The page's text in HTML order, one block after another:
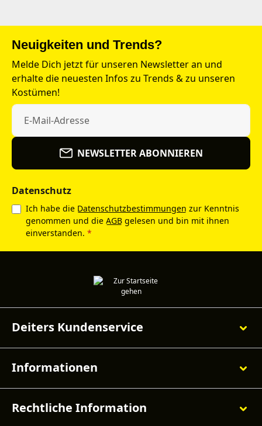
Neuigkeiten und Trends?
Melde Dich jetzt für unseren Newsletter an und
erhalte die neuesten Infos zu Trends & zu unseren
Kostümen!
NEWSLETTER ABONNIEREN
Datenschutz
Ich habe die Datenschutzbestimmungen zur Kenntnis
genommen und die AGB gelesen und bin mit ihnen
einverstanden. *
Deiters Kundenservice
Informationen
Rechtliche Information